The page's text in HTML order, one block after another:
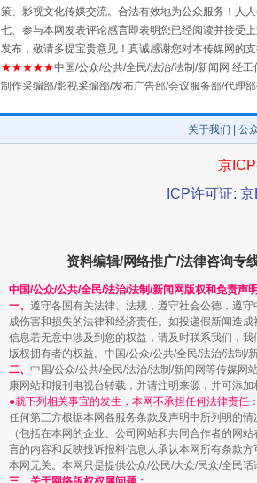
扯下公款旅游的“隐身衣”
“蜀中异人”王建安的艺术幻境
策、影视文化传媒交流。合法有效地为公众服务！人人
七、参与本网发表评论感言即表明您已经阅读并接受
发布，敬请多提宝贵意见！真诚感谢您对本传媒网的
★★★★★中国/公众/公共/全民/法治/法制/新闻网 经
制作采编部/影视采编部/发布广告部/会议服务部/代理部
关于我们 公
京
ICP许可证:
资料编辑/网络推广/法律咨询专
中国/公众/公共/全民/法治/法制/新闻网版权和免责声
一、 遵守各国有关法律、法规，遵守社会公德，遵
成伤害和损失的法律和经济责任。如投递假新闻造
信息若无意中涉及到您的权益，请及时联系我们，
版权拥有者的权益。中国/公众/公共/全民/法治/法制/
二、 中国/公众/公共/全民/法治/法制/新闻网等传媒网
康网站和报刊电视台转载，并请注明来源，并可添加
●就下列相关事宜的发生，本网不承担任何法律责任
任何第三方根据本网各服务条款及声明中所列明的
（包括在本网的企业、公司网站和共同合作者的网站
言的内容和反映投诉报料信息人承认本网所有条款
本网无关。本网只是提供公众/公民/大众/民众/全民